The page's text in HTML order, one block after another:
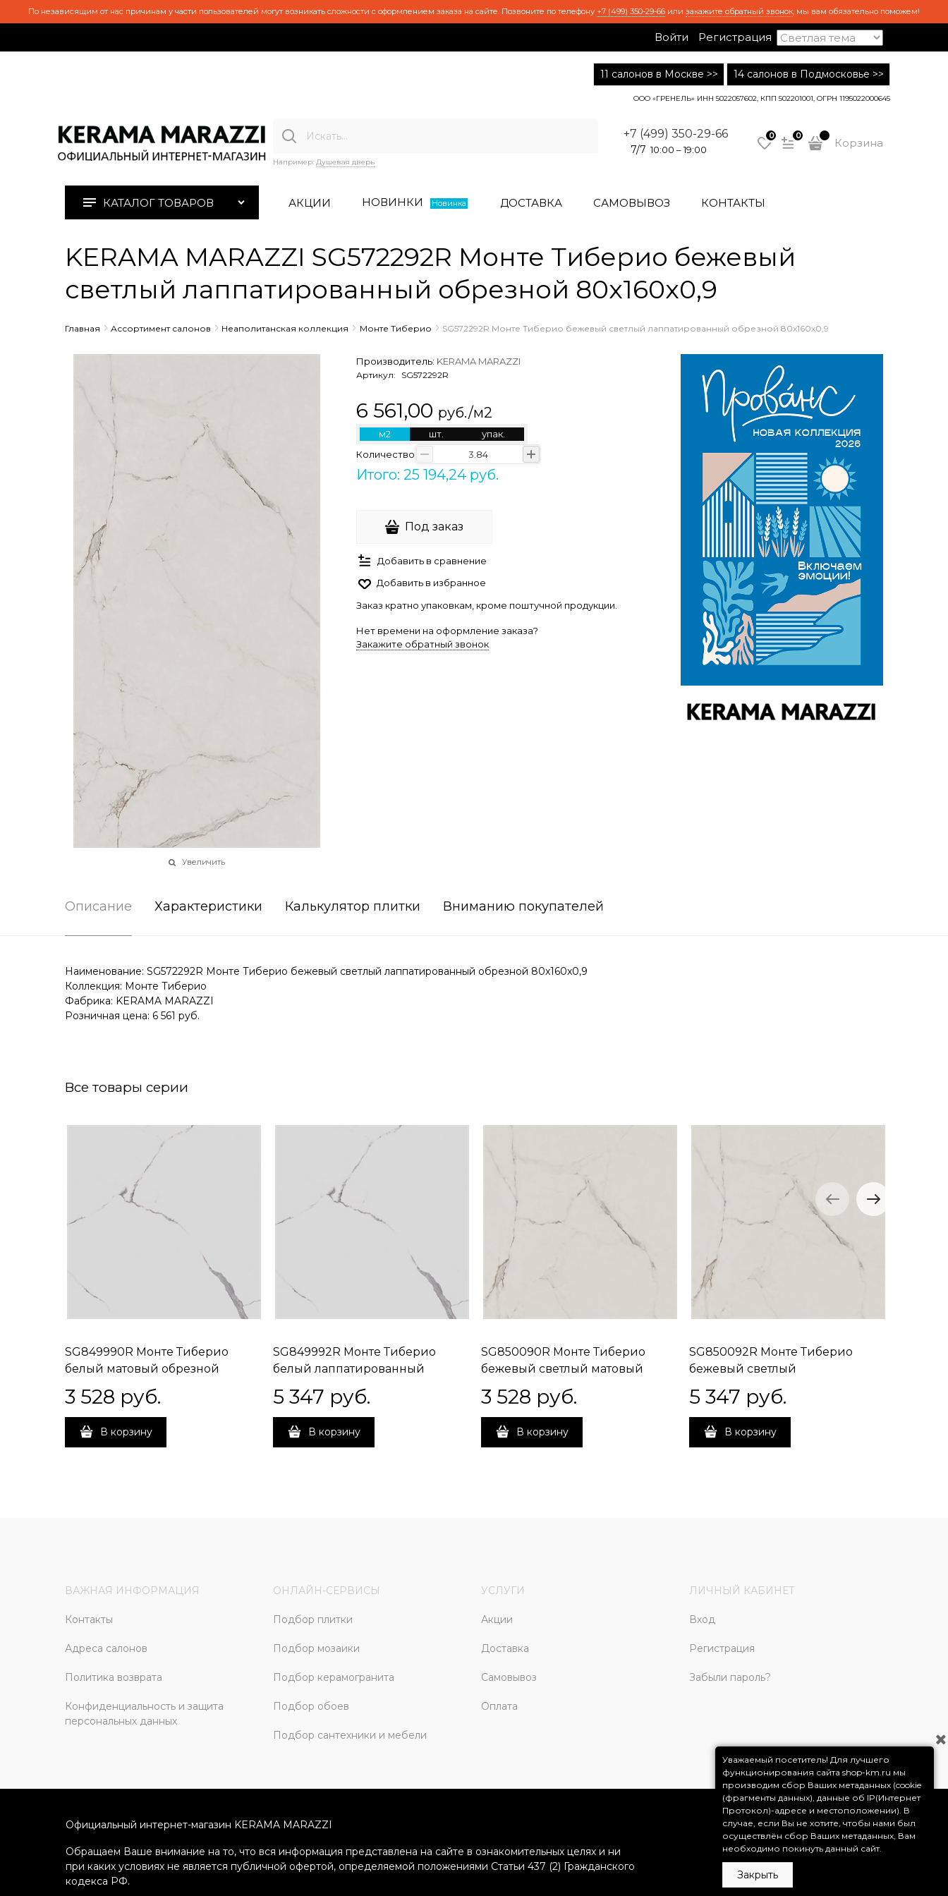
По независящим от нас причинам у части пользователей могут возникать сложности с оформлением заказа на сайте. Позвоните по телефону +7 (499) 350-29-66 или закажите обратный звонок, мы вам обязательно поможем!
Войти Регистрация
11 салонов в Москве >> 14 салонов в Подмосковье >>
ООО «ГРЕНЕЛЬ» ИНН 5022057602, КПП 502201001, ОГРН 1195022000645
Например: Душевая дверь
+7 (499) 350-29-66
7/7 10:00 – 19:00
0 0
Корзина
КАТАЛОГ ТОВАРОВ АКЦИИ НОВИНКИ Новинка ДОСТАВКА САМОВЫВОЗ КОНТАКТЫ
KERAMA MARAZZI SG572292R Монте Тиберио бежевый
светлый лаппатированный обрезной 80x160x0,9
Главная Ассортимент салонов Неаполитанская коллекция Монте Тиберио SG572292R Монте Тиберио бежевый светлый лаппатированный обрезной 80x160x0,9
Увеличить
Производитель: KERAMA MARAZZI
Артикул: SG572292R
6 561,00 руб./м2
м2 шт.
упак.
Количество
Итого: 25 194,24 руб.
Под заказ
Добавить в сравнение
Добавить в избранное
Заказ кратно упаковкам, кроме поштучной продукции.
Нет времени на оформление заказа?
Закажите обратный звонок
Описание Характеристики Калькулятор плитки Вниманию покупателей
Наименование: SG572292R Монте Тиберио бежевый светлый лаппатированный обрезной 80x160x0,9
Коллекция: Монте Тиберио
Фабрика: KERAMA MARAZZI
Розничная цена: 6 561 руб.
Все товары серии
SG849990R Монте Тиберио
белый матовый обрезной
3 528 руб.
В корзину
SG849992R Монте Тиберио
белый лаппатированный
обрезной 80x80x0,9
5 347 руб.
В корзину
SG850090R Монте Тиберио
бежевый светлый матовый
обрезной 80x80x0,9
3 528 руб.
В корзину
SG850092R Монте Тиберио
бежевый светлый
лаппатированный обрезной
80x80x0,9
5 347 руб.
В корзину
ВАЖНАЯ ИНФОРМАЦИЯ
Контакты
Адреса салонов
Политика возврата
Конфиденциальность и защита
персональных данных
ОНЛАЙН-СЕРВИСЫ
Подбор плитки
Подбор мозаики
Подбор керамогранита
Подбор обоев
Подбор сантехники и мебели
УСЛУГИ
Акции
Доставка
Самовывоз
Оплата
ЛИЧНЫЙ КАБИНЕТ
Вход
Регистрация
Забыли пароль?
Официальный интернет-магазин KERAMA MARAZZI
Обращаем Ваше внимание на то, что вся информация представлена на сайте в ознакомительных целях и ни
при каких условиях не является публичной офертой, определяемой положениями Статьи 437 (2) Гражданского
кодекса РФ.
Уважаемый посетитель! Для лучшего
функционирования сайта shop-km.ru мы
производим сбор Ваших метаданных (cookie
(фрагменты данных), данные об IP(Интернет
Протокол)-адресе и местоположении). В
случае, если Вы не хотите, чтобы нами был
осуществлён сбор Ваших метаданных, Вам
необходимо покинуть данный сайт.
Закрыть